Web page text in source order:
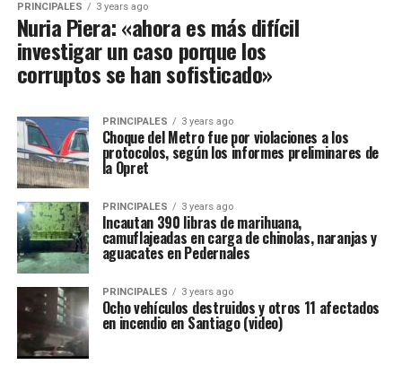
PRINCIPALES 3 years ago
Nuria Piera: «ahora es más difícil
investigar un caso porque los
corruptos se han sofisticado»
PRINCIPALES 3 years ago
Choque del Metro fue por violaciones a los
protocolos, según los informes preliminares de
la Opret
PRINCIPALES 3 years ago
Incautan 390 libras de marihuana,
camuflajeadas en carga de chinolas, naranjas y
aguacates en Pedernales
PRINCIPALES 3 years ago
Ocho vehículos destruidos y otros 11 afectados
en incendio en Santiago (video)